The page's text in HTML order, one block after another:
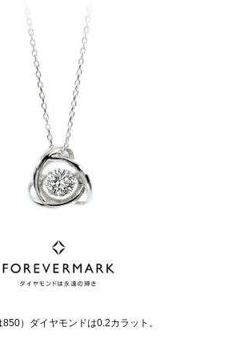
）ダイヤモンドは0.2カラット。